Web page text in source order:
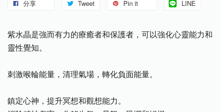
分享 Tweet Pin it LINE
紫水晶是強而有力的療癒者和保護者，可以強化心靈能力和
靈性覺知。
刺激喉輪能量，清理氣場，轉化負面能量。
鎮定心神，提升冥想和觀想能力。